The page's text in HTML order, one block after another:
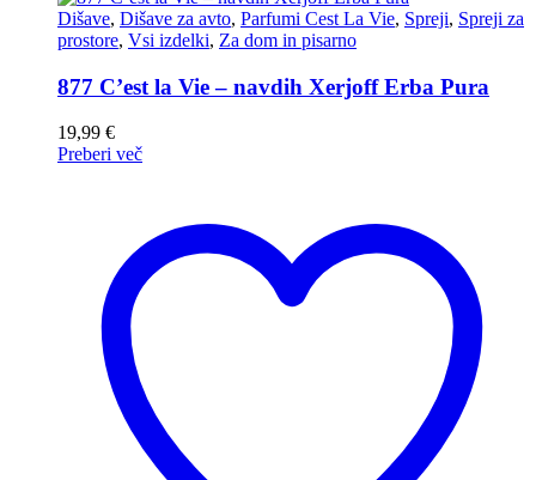
Dišave, Dišave za avto, Parfumi Cest La Vie, Spreji, Spreji za
prostore, Vsi izdelki, Za dom in pisarno
877 C’est la Vie – navdih Xerjoff Erba Pura
19,99 €
Preberi več